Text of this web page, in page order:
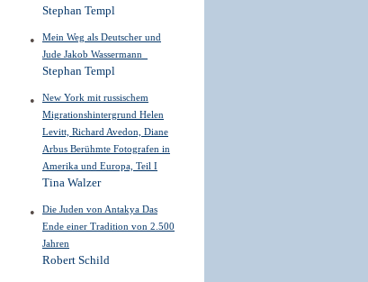
Stephan Templ
Mein Weg als Deutscher und
Jude Jakob Wassermann
Stephan Templ
New York mit russischem
Migrationshintergrund Helen
Levitt, Richard Avedon, Diane
Arbus Berühmte Fotografen in
Amerika und Europa, Teil I
Tina Walzer
Die Juden von Antakya Das
Ende einer Tradition von 2.500
Jahren
Robert Schild